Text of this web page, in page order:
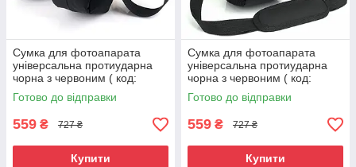
Сумка для фотоапарата
універсальна протиударна
чорна з червоним ( код:
IBF035BR )
Готово до відправки
559 ₴ 727 ₴
Купити
Сумка для фотоапарата
універсальна протиударна
чорна з червоним ( код:
IBF060BR )
Готово до відправки
559 ₴ 727 ₴
Купити